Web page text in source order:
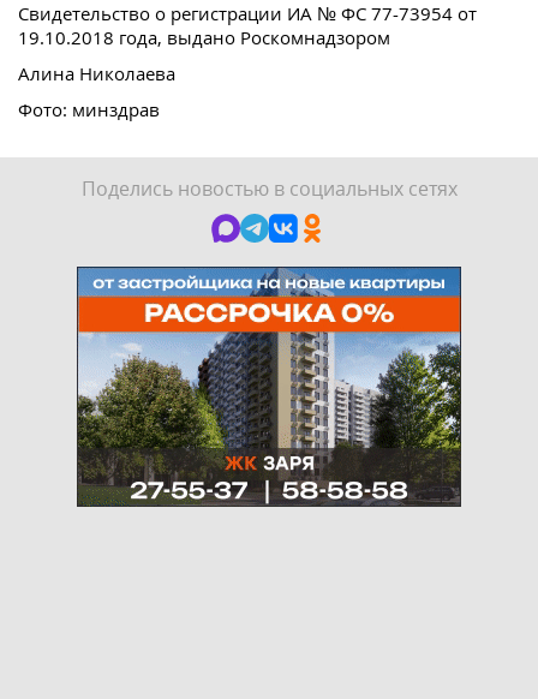
Свидетельство о регистрации ИА № ФС 77-73954 от
19.10.2018 года, выдано Роскомнадзором
Алина Николаева
Фото: минздрав
Поделись новостью в социальных сетях